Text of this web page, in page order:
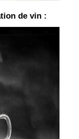
de vin :